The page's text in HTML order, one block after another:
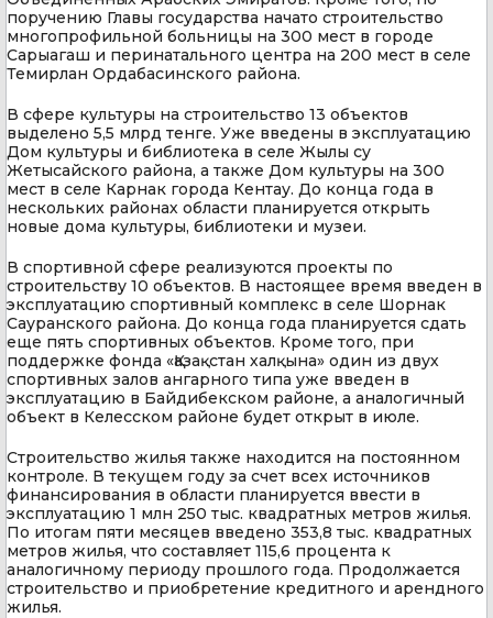
поручению Главы государства начато строительство
многопрофильной больницы на 300 мест в городе
Сарыагаш и перинатального центра на 200 мест в селе
Темирлан Ордабасинского района.
В сфере культуры на строительство 13 объектов
выделено 5,5 млрд тенге. Уже введены в эксплуатацию
Дом культуры и библиотека в селе Жылы су
Жетысайского района, а также Дом культуры на 300
мест в селе Карнак города Кентау. До конца года в
нескольких районах области планируется открыть
новые дома культуры, библиотеки и музеи.
В спортивной сфере реализуются проекты по
строительству 10 объектов. В настоящее время введен в
эксплуатацию спортивный комплекс в селе Шорнак
Сауранского района. До конца года планируется сдать
еще пять спортивных объектов. Кроме того, при
поддержке фонда «Қазақстан халқына» один из двух
спортивных залов ангарного типа уже введен в
эксплуатацию в Байдибекском районе, а аналогичный
объект в Келесском районе будет открыт в июле.
Строительство жилья также находится на постоянном
контроле. В текущем году за счет всех источников
финансирования в области планируется ввести в
эксплуатацию 1 млн 250 тыс. квадратных метров жилья.
По итогам пяти месяцев введено 353,8 тыс. квадратных
метров жилья, что составляет 115,6 процента к
аналогичному периоду прошлого года. Продолжается
строительство и приобретение кредитного и арендного
жилья.